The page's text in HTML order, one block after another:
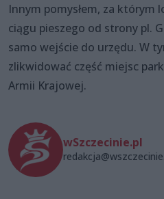
Innym pomysłem, za którym
ciągu pieszego od strony pl.
samo wejście do urzędu. W
zlikwidować część miejsc
Armii Krajowej.
wSzczecinie.pl